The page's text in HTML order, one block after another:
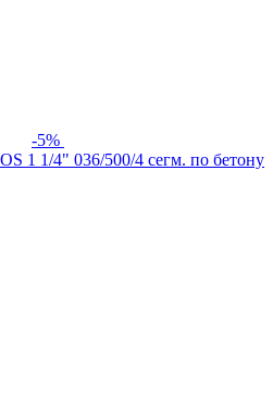
-5%
1 1/4" 036/500/4 сегм. по бетону